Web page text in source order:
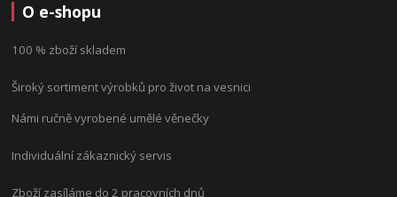
O e-shopu
100 % zboží skladem
Široký sortiment výrobků pro život na vesnici
Námi ručně vyrobené umělé věnečky
Individuální zákaznický servis
Zboží zasíláme do 2 pracovních dnů